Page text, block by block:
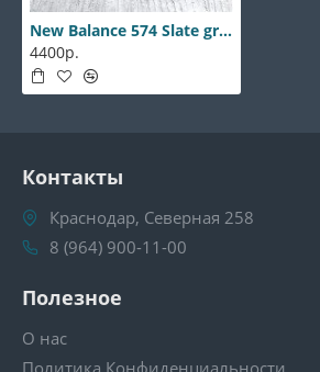
New Balance 574 Slate gray
4400р.
Контакты
Краснодар, Северная 258
8 (964) 900-11-00
Полезное
О нас
Политика Конфиденциальности